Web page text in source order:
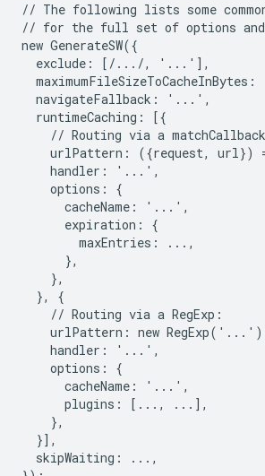
// The following lists some
// for the full set of options
new GenerateSW({
  exclude: [/.../, '...'],
maximumFileSizeToCacheInBytes:
  navigateFallback: '...',
  runtimeCaching: [{
// Routing via a
urlPattern: ({request, url})
    handler: '...',
    options: {
      cacheName: '...',
      expiration: {
        maxEntries: ...,
      },
    },
  }, {
    // Routing via a RegExp:
urlPattern: new
    handler: '...',
    options: {
      cacheName: '...',
      plugins: [..., ...],
    },
  }],
  skipWaiting: ...,